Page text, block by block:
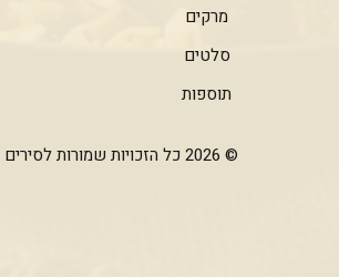
מרקים
סלטים
תוספות
© 2026 כל הזכויות שמורות לסירים של גילה